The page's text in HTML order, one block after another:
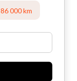
86 000 km